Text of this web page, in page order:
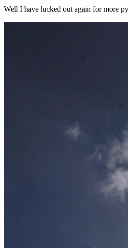
Well I have lucked out again for more